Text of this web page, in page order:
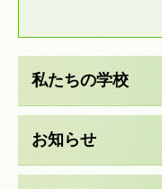
私たちの学校
お知らせ